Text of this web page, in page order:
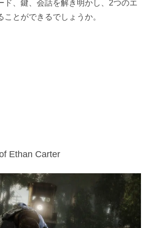
ド、鍵、会話を解き明かし、2つのエ
ことができるでしょうか。
Ethan Carter